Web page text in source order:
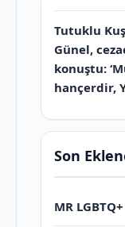
Tutuklu
Günel,
konuştu:
hançerdir,
Son
MR